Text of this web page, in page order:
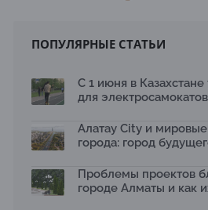
ПОПУЛЯРНЫЕ СТАТЬИ
С 1 июня в
для электросамокатов
Алатау City и
города: город
Проблемы проектов
городе Алматы и как